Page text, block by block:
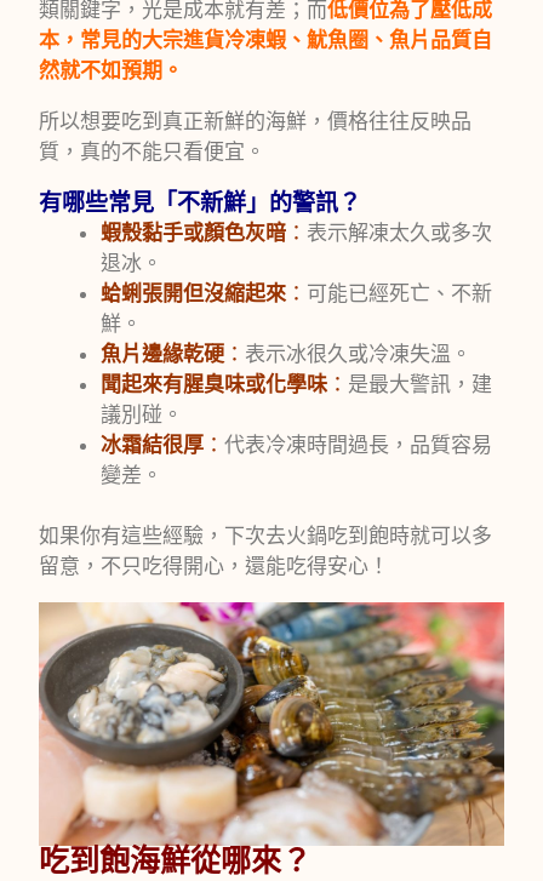
類關鍵字，光是成本就有差；而低價位為了壓低成
本，常見的大宗進貨冷凍蝦、魷魚圈、魚片品質自
然就不如預期。
所以想要吃到真正新鮮的海鮮，價格往往反映品
質，真的不能只看便宜。
有哪些常見「不新鮮」的警訊？
蝦殼黏手或顏色灰暗 ： 表示解凍太久或多次
退冰。
蛤蜊張開但沒縮起來 ： 可能已經死亡、不新
鮮。
魚片邊緣乾硬 ： 表示冰很久或冷凍失溫。
聞起來有腥臭味或化學味 ： 是最大警訊，建
議別碰。
冰霜結很厚 ：代表冷凍時間過長，品質容易
變差。
如果你有這些經驗，下次去火鍋吃到飽時就可以多
留意，不只吃得開心，還能吃得安心！
吃到飽海鮮從哪來？